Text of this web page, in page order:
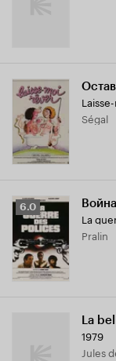
Ségal
Рейтинг
Кинопоиска
6.0
6.0
La
Pralin
La
1979
Jules